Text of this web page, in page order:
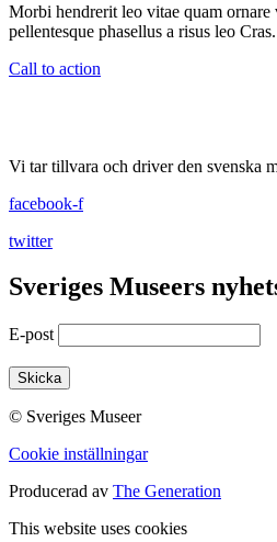
Morbi hendrerit leo vitae quam
pellentesque phasellus a risus leo Cras.
Call to action
Vi tar tillvara och driver den svenska
facebook-f
twitter
Sveriges Museers
E-post
© Sveriges Museer
Cookie inställningar
Producerad av The Generation
This website uses cookies